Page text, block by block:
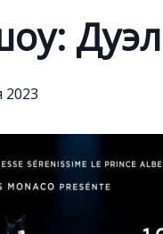
2023